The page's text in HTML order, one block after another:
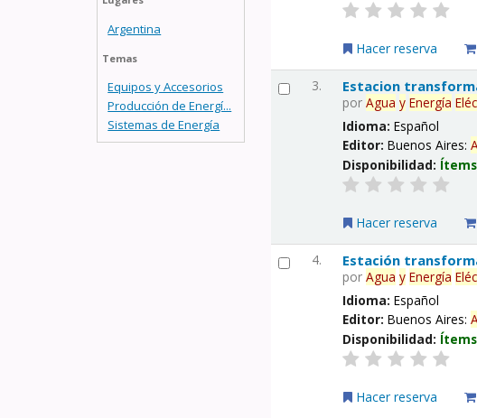
Argentina
Temas
Equipos y Accesorios
Producción de Energí...
Sistemas de Energía
Hacer reserva
3. Estacion
porAgua y Energía
Idioma:Español
Editor:Buenos Aires:
Disponibilidad:
Hacer reserva
4. Estación
porAgua y Energía
Idioma:Español
Editor:Buenos Aires:
Disponibilidad:
Hacer reserva